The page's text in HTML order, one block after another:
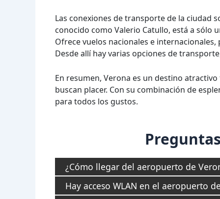
Las conexiones de transporte de la ciudad
conocido como Valerio Catullo, está a sólo
Ofrece vuelos nacionales e
Desde allí hay varias opciones de
En resumen, Verona es un destino
buscan placer. Con su combinación de
para todos los gustos.
¿Cómo llegar del aeropuerto de
Hay acceso WLAN en el aeropuerto